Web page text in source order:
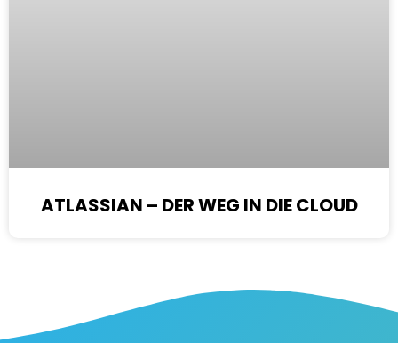
ATLASSIAN – DER WEG IN DIE CLOUD